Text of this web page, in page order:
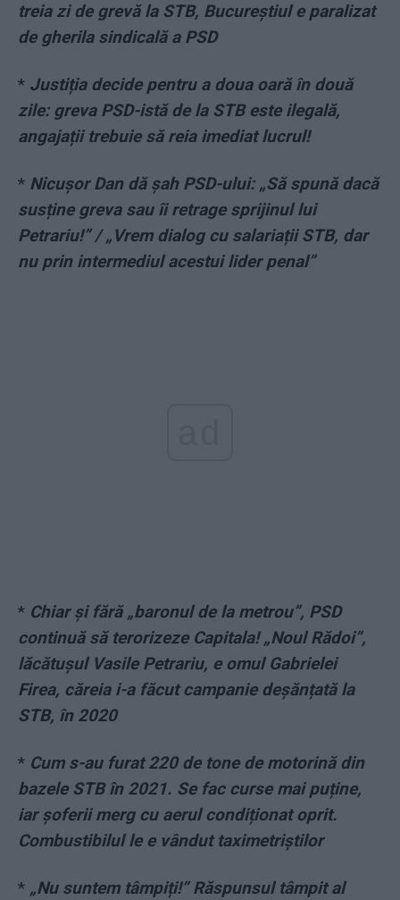
treia zi de grevă la STB, Bucureștiul e paralizat
de gherila sindicală a PSD
* Justiția decide pentru a doua oară în două
zile: greva PSD-istă de la STB este ilegală,
angajații trebuie să reia imediat lucrul!
* Nicușor Dan dă șah PSD-ului: „Să spună dacă
susține greva sau îi retrage sprijinul lui
Petrariu!” / „Vrem dialog cu salariații STB, dar
nu prin intermediul acestui lider penal”
* Chiar și fără „baronul de la metrou”, PSD
continuă să terorizeze Capitala! „Noul Rădoi”,
lăcătușul Vasile Petrariu, e omul Gabrielei
Firea, căreia i-a făcut campanie deșănțată la
STB, în 2020
* Cum s-au furat 220 de tone de motorină din
bazele STB în 2021. Se fac curse mai puține,
iar șoferii merg cu aerul condiționat oprit.
Combustibilul le e vândut taximetriștilor
* „Nu suntem tâmpiți!” Răspunsul tâmpit al